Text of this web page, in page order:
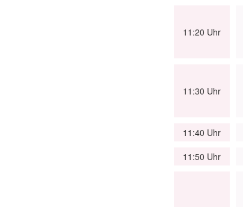
11:20 Uhr
11:30 Uhr
11:40 Uhr
11:50 Uhr